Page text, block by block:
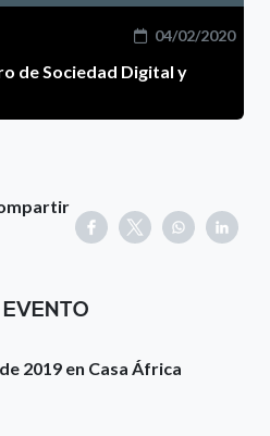
04/02/2020
de Sociedad Digital y
2019 en Casa África